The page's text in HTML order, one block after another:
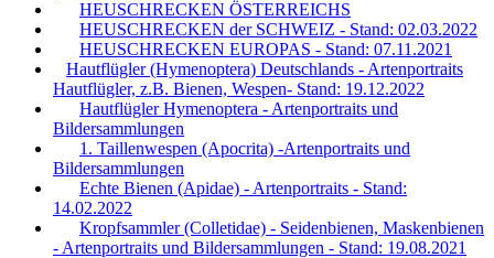
HEUSCHRECKEN ÖSTERREICHS
HEUSCHRECKEN der SCHWEIZ - Stand: 02.03.2022
HEUSCHRECKEN EUROPAS - Stand: 07.11.2021
Hautflügler (Hymenoptera) Deutschlands - Artenportraits
Hautflügler, z.B. Bienen, Wespen- Stand: 19.12.2022
Hautflügler Hymenoptera - Artenportraits und
Bildersammlungen
1. Taillenwespen (Apocrita) -Artenportraits und
Bildersammlungen
Echte Bienen (Apidae) - Artenportraits - Stand:
14.02.2022
Kropfsammler (Colletidae) - Seidenbienen, Maskenbienen
- Artenportraits und Bildersammlungen - Stand: 19.08.2021